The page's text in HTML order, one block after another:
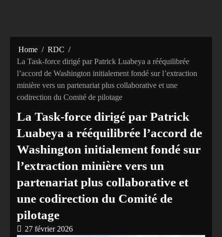
Home
RDC
La Task-force dirigé par Patrick Luabeya a rééquilibrée
l’accord de Washington initialement fondé sur l’extraction
minière vers un partenariat plus collaborative et une
codirection du Comité de pilotage
La Task-force dirigé par Patrick
Luabeya a rééquilibrée l’accord de
Washington initialement fondé sur
l’extraction minière vers un
partenariat plus collaborative et
une codirection du Comité de
pilotage
27 février 2026